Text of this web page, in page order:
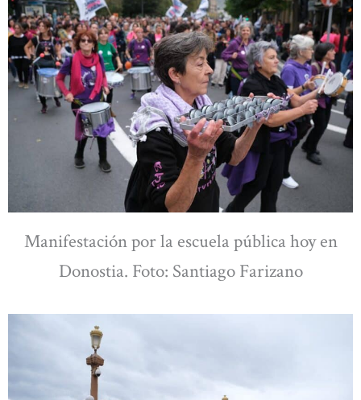
Manifestación por la escuela pública hoy en
Donostia. Foto: Santiago Farizano